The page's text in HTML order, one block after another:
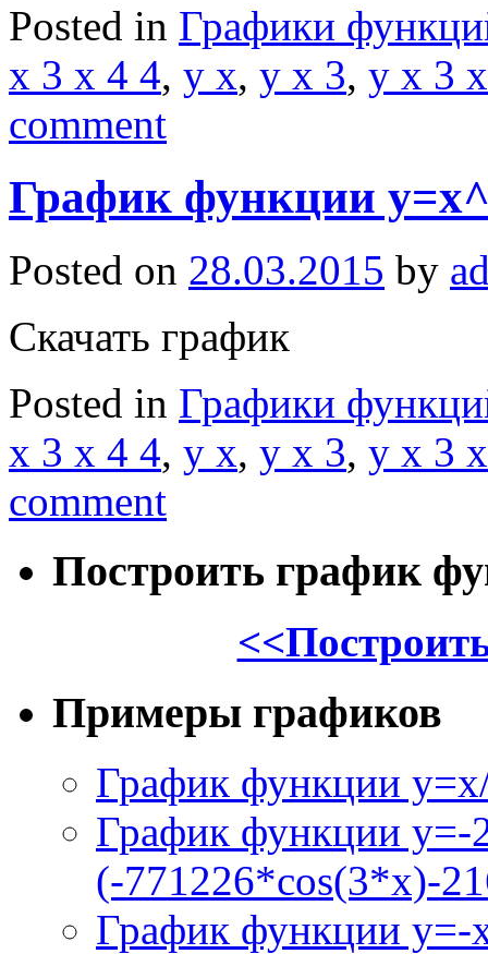
Posted in Графики
x 3 x 4 4, y x, y x 3, y x 3 x
comment
График функции
Posted on 28.03.2015 by
Скачать график
Posted in Графики
x 3 x 4 4, y x, y x 3, y x 3 x
comment
Построить график
Примеры графиков
График функции
График функции y=-
(-771226*cos(3*x)-
График функции